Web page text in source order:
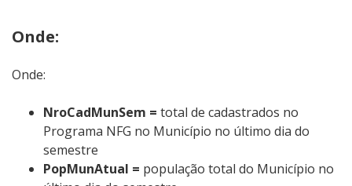
Onde:
Onde:
NroCadMunSem = total de cadastrados no
Programa NFG no Município no último dia do
semestre
PopMunAtual = população total do Município no